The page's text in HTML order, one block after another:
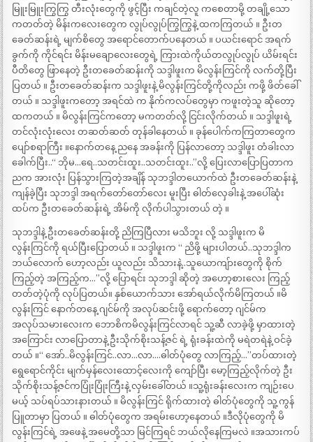
မြူးမြူးကြွကြွ တီးလုံးတွေကို ဖွင့်ပြီး ကချင်တဲ့လူ ကစေတာမို့ တချို့သော
ကတတ်တဲ့ မိန်းကလေးတွေက လွုပ်လွုပ်ကြွကြွနဲ့ ထကကြတယ် ။ ဦးတ
ခေတ်ဆန်းရဲ့ မျက်စိတွေ အရောင်တောက်ပနေတယ် ။ ပယင်းရောင် အရက်
ခွက်ကို ကိုင်ရင်း မိန်းမချောလေးတွေရဲ့ ကြားထဲကိုယ်တလွုပ်လွုပ် ယိမ်းရင်း
ပီတိတွေ ဖြာနေတဲ့ ဦးတခေတ်ဆန်းကို သဒ္ဒါဖူးက မိလွန်းကြင်ကို လက်တို့ပြီး
ပြတယ် ။ ဦးတခေတ်ဆန်းက သဒ္ဒါဖူးနဲ့ မိလွန်းကြင်တို့ကိုလည်း ကဖို့ ဖိတ်ခေါ်
တယ် ။ သဒ္ဒါဖူးကတော့ အရင်ထဲ က နိုက်ကလပ်တွေမှာ ကဖူးတဲ့သူ ဆိုတော့
ထကတယ် ။ မိလွန်းကြင်ကတော့ မကတတ်လို့ ငြင်းလိုက်တယ် ။ သဒ္ဒါဖူးရဲ့
တင်လုံးလုံးလေး တဆတ်ဆတ် တုန်ခါနေတယ် ။ ခုန်ပေါက်ကကြတာတွေက
ပျော်စရာကြီး ။နောက်တနေ့ ညနေ အခန်းကို ပြန်လာတော့ သဒ္ဒါဖူး တံခါးလာ
ခေါက်ပြီး..“ ဘိုမ…ရေ..သတင်းထူး..သတင်းထူး..”လို့ ပြေးလာပြောပြတာက
ညက အားလုံး ပြန်သွားကြတဲ့အချိန် သုဘဒ္ဒါတယောက်ထဲ ဦးတခေတ်ဆန်းနဲ့
ကျန်ခဲ့ပြီး သုဘဒ္ဒါ အရက်တော်တော်လေး မူးပြီး ဓါတ်လှေခါးနဲ့ အပေါ်ဆုံး
ထပ်က ဦးတခေတ်ဆန်းရဲ့ အိမ်ကို လိုက်ပါသွားတယ် တဲ့ ။
သုဘဒ္ဒါနဲ့ ဦးတခေတ်ဆန်းတို့ ညိကြပြီလား မသိဘူး လို့ သဒ္ဒါဖူးက မိ
လွန်းကြင်ကို ရယ်ပြီးပြောတယ် ။ သဒ္ဒါဖူးက “ ညိဖို့ များပါတယ်..သုဘဒ္ဒါက
ဘယ်လောက် ဟော့လည်း ယူလည်း သိသားနဲ့..သူယောကျ်ားတွေကို စိုက်
ကြည့်တဲ့ အကြည့်က…”လို့ ပြောရင်း သုဘဒ္ဒါ ဆိုတဲ့ အဟော့စားလေး ကြည့်
တတ်တဲ့ပုံကို လုပ်ပြတယ်။ နှစ်ယောက်သား အော်ရယ်လိုက်မိကြတယ် ။မိ
လွန်းကြင် နောက်တနေ့ ဂျင်မ်ကို အလုပ်ဆင်းဖို့ ရောက်တော့ ဂျင်မ်က
အလုပ်သမားလေးက ဘောစိကမိလွန်းကြင်လာရင် သူ့ဆီ လာခဲ့ဖို့ မှာထားတဲ့
အကြောင်း လာပြောတာနဲ့ ဦးသိုက်စိုးသန့်ဇင် ရဲ့ ရုံးခန်းထဲကို မရဲတရဲနဲ့ ဝင်ခဲ့
တယ် ။“ အော်..မိလွန်းကြင်..လာ…လာ….ဓါတ်ပုံတွေ လာကြည့်…”တပ်ထားတဲ့
ရွေရောင်ကိုင်း မျက်မှန်လေးထောင့်လေးကို ကျော်ပြီး မော့ကြည့်လိုက်တဲ့ ဦး
သိုက်စိုးသန့်ဇင်ကပြုံးပြုံးကြီးနဲ့ လှမ်းခေါ်တယ် ။သူ့ရုံးခန်းလေးက ကျဉ်းပေ
မယ့် သပ်ရပ်သားနားတယ် ။ မိလွန်းကြင် ရိုက်ထားတဲ့ ဓါတ်ပုံတွေကို သူ့ကွန်
ပြူတာမှာ ပြတယ် ။ ဓါတ်ပုံတွေက အရမ်းဟော့နေတယ် ။ဒီလိုပုံတွေကို မိ
လွန်းကြင်ရဲ့ အဖေနဲ့ အမေတို့သာ မြင်ကြရင် ဘယ်လိုနေကြမလဲ ။အသားကပ်